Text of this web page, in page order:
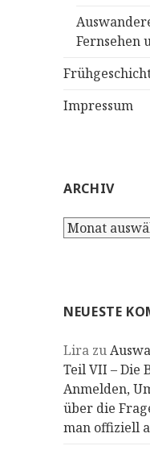
Fernsehen
Impressum
ARCHIV
Archiv
NEUESTE
Lira zu
Teil VII – Die
Anmelden,
über die
man offiziell